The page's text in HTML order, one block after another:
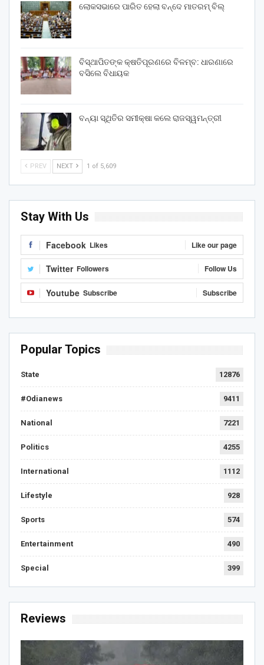
ଲୋକସଭାରେ ପାରିତ ହେଲା ବନ୍ଦେ ମାତରମ୍‌ ବିଲ୍‌
ବିସ୍ଥାପିତଙ୍କ କ୍ଷତିପୂରଣରେ ବିଳମ୍ବ: ଧାରଣାରେ
ବସିଲେ ବିଧାୟକ
ବନ୍ୟା ସ୍ଥିତିର ସମୀକ୍ଷା କଲେ ରାଜସ୍ୱମନ୍ତ୍ରୀ
PREV NEXT 1 of 5,609
Stay With Us
Facebook Likes Like our page
Twitter Followers Follow Us
Youtube Subscribe Subscribe
Popular Topics
State 12876
#Odianews 9411
National 7221
Politics 4255
International 1112
Lifestyle 928
Sports 574
Entertainment 490
Special 399
Reviews